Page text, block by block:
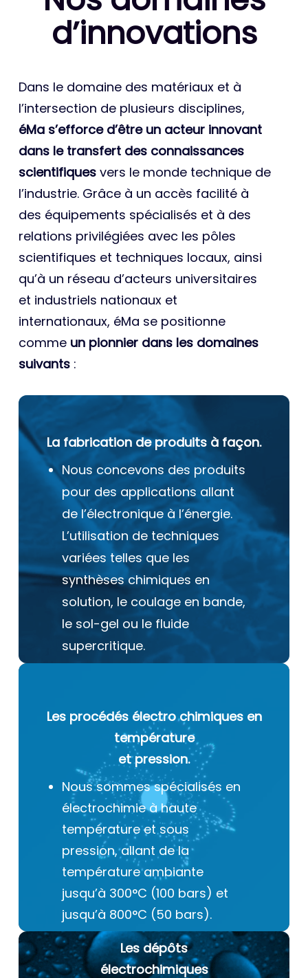
d’innovations
Dans le domaine des matériaux et à
l’intersection de plusieurs disciplines,
éMa s’efforce d’être un acteur innovant
dans le transfert des connaissances
scientifiques vers le monde technique de
l’industrie. Grâce à un accès facilité à
des équipements spécialisés et à des
relations privilégiées avec les pôles
scientifiques et techniques locaux, ainsi
qu’à un réseau d’acteurs universitaires
et industriels nationaux et
internationaux, éMa se positionne
comme un pionnier dans les domaines
suivants :
La fabrication de produits à façon.
Nous concevons des produits
pour des applications allant
de l’électronique à l’énergie.
L’utilisation de techniques
variées telles que les
synthèses chimiques en
solution, le coulage en bande,
le sol-gel ou le fluide
supercritique.
Les procédés électro chimiques en
température
et pression.
Nous sommes spécialisés en
électrochimie à haute
température et sous
pression, allant de la
température ambiante
jusqu’à 300°C (100 bars) et
jusqu’à 800°C (50 bars).
Les dépôts
électrochimiques